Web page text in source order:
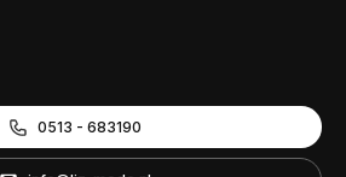
0513 - 683190